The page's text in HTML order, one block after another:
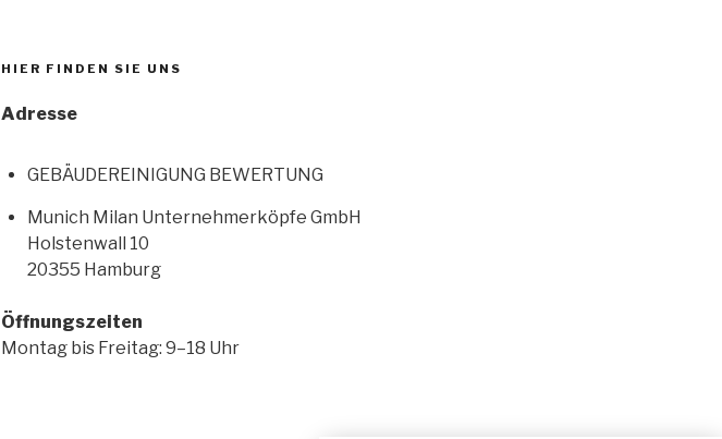
HIER FINDEN SIE UNS
Adresse
GEBÄUDEREINIGUNG BEWERTUNG
Munich Milan Unternehmerköpfe GmbH
Holstenwall 10
20355 Hamburg
Öffnungszeiten
Montag bis Freitag: 9–18 Uhr